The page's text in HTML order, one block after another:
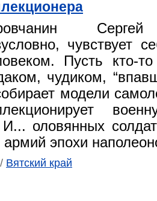
чувствует
Пусть кто-
чудиком,
модели
оловянных
эпохи
/ Вятский край